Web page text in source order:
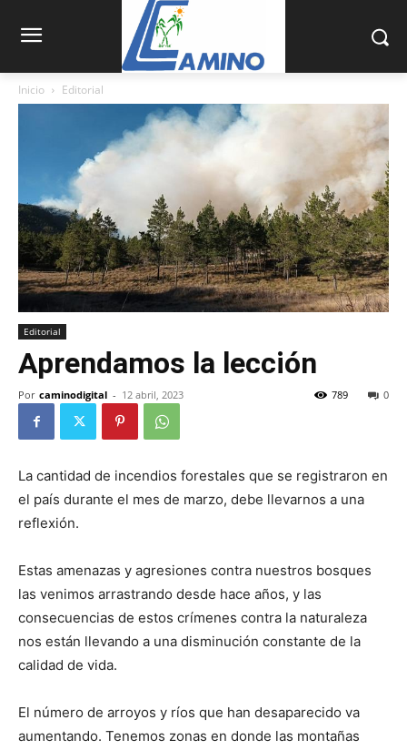
Inicio Editorial
Editorial
Aprendamos la lección
Por caminodigital - 12 abril, 2023 0
789
La cantidad de incendios forestales que se registraron en
el país durante el mes de marzo, debe llevarnos a una
reflexión.
Estas amenazas y agresiones contra nuestros bosques
las venimos arrastrando desde hace años, y las
consecuencias de estos crímenes contra la naturaleza
nos están llevando a una disminución constante de la
calidad de vida.
El número de arroyos y ríos que han desaparecido va
aumentando. Tenemos zonas en donde las montañas